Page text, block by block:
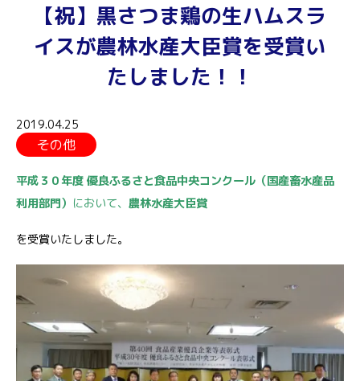
【祝】黒さつま鶏の生ハムスラ
イスが農林水産大臣賞を受賞い
たしました！！
2019.04.25
その他
平成３０年度 優良ふるさと食品中央コンクール（国産畜水産品
利用部門） において、 農林水産大臣賞
を受賞いたしました。